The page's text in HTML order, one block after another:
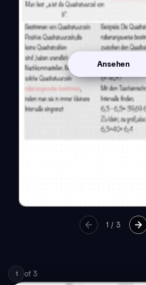
Ansehen
1 / 3
1 of 3